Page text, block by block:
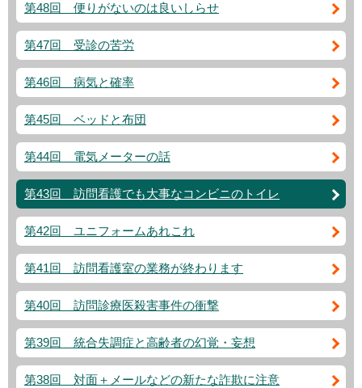
第48回 便りがないのは良いしらせ
第47回 受診の苦労
第46回 病気と確率
第45回 ベッドと布団
第44回 電気メーターの話
第43回 訪問看護でも大事なコンビニのトイレ
第42回 ユニフォームあれこれ
第41回 訪問看護室の業務が終わります
第40回 訪問診療医殺害事件の衝撃
第39回 統合失調症と高齢者の幻覚・妄想
第38回 対面＋メールなどの新たな詐欺に注意